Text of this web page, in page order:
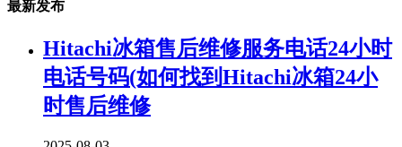
最新发布
Hitachi冰箱售后维修服务电话24小时
电话号码(如何找到Hitachi冰箱24小
时售后维修